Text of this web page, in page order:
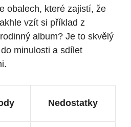
obalech, které zajistí, že
vzít si příklad z
album? Je to skvělý
minulosti a sdílet
Nedostatky